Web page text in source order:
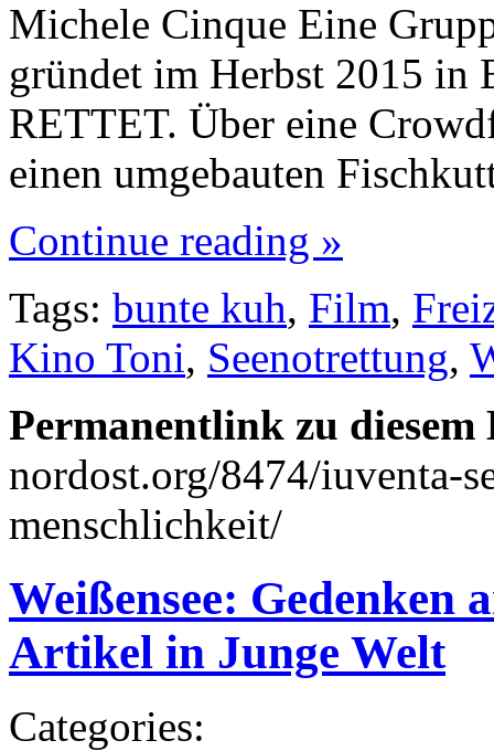
Michele Cinque Eine
gründet im Herbst 2015
RETTET. Über eine
einen umgebauten
Continue reading »
Tags: bunte kuh, Film,
Kino Toni, Seenotrettung,
Permanentlink zu
nordost.org/8474/iuventa-
menschlichkeit/
Weißensee:
Artikel in Junge Welt
Categories: